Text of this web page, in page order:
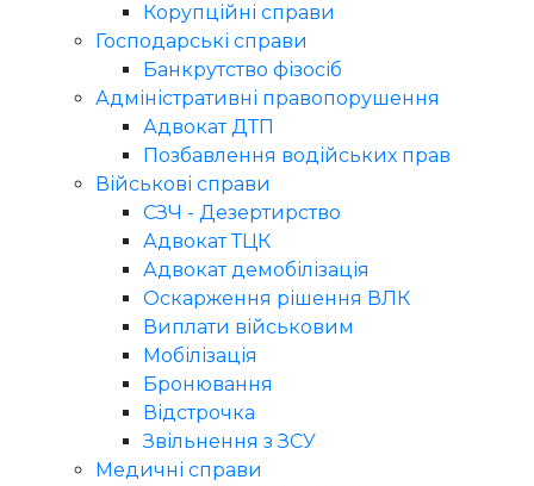
Корупційні справи
Господарські справи
Банкрутство фізосіб
Адміністративні правопорушення
Адвокат ДТП
Позбавлення водійських прав
Військові справи
СЗЧ - Дезертирство
Адвокат ТЦК
Адвокат демобілізація
Оскарження рішення ВЛК
Виплати військовим
Мобілізація
Бронювання
Відстрочка
Звільнення з ЗСУ
Медичні справи